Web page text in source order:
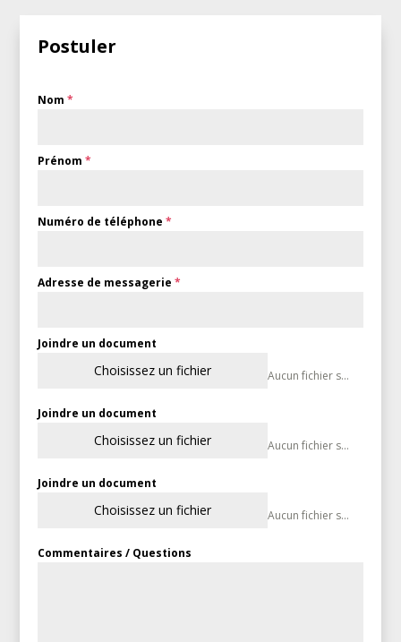
Postuler
Nom*
Prénom*
Numéro de téléphone*
Adresse de messagerie*
Joindre un document
Choisissez un fichier Aucun fichier sélectionné
Joindre un document
Choisissez un fichier Aucun fichier sélectionné
Joindre un document
Choisissez un fichier Aucun fichier sélectionné
Commentaires / Questions